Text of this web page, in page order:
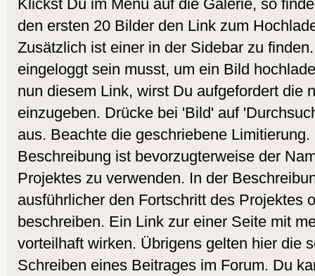
Klickst Du im Menü auf die Galerie, so
den ersten 20 Bilder den Link zum
Zusätzlich ist einer in der Sidebar zu
eingeloggt sein musst, um ein Bild
nun diesem Link, wirst Du aufgefordert die
einzugeben. Drücke bei 'Bild' auf
aus. Beachte die geschriebene
Beschreibung ist bevorzugterweise der
Projektes zu verwenden. In der
ausführlicher den Fortschritt des Projektes
beschreiben. Ein Link zur einer Seite mit
vorteilhaft wirken. Übrigens gelten hier die
Schreiben eines Beitrages im Forum. Du